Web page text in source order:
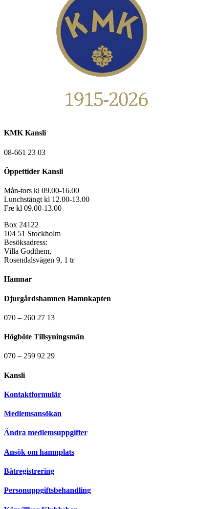
KMK Kansli
08-661 23 03
Öppettider Kansli
Mån-tors kl 09.00-16.00
Lunchstängt kl 12.00-13.00
Fre kl 09.00-13.00
Box 24122
104 51 Stockholm
Besöksadress:
Villa Godthem,
Rosendalsvägen 9, 1 tr
Hamnar
Djurgårdshamnen Hamnkapten
070 – 260 27 13
Högböte Tillsyningsmän
070 – 259 92 29
Kansli
Kontaktformulär
Medlemsansökan
Ändra medlemsuppgifter
Ansök om hamnplats
Båtregistrering
Personuppgiftsbehandling